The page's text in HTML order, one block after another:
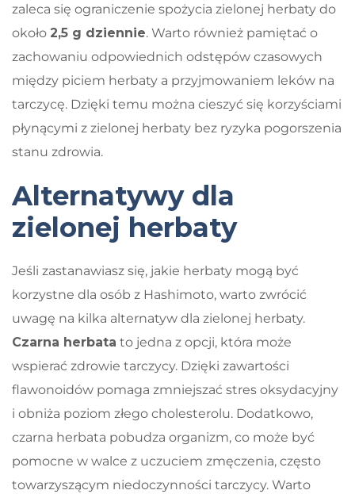
zaleca się ograniczenie spożycia zielonej herbaty do
około 2,5 g dziennie. Warto również pamiętać o
zachowaniu odpowiednich odstępów czasowych
między piciem herbaty a przyjmowaniem leków na
tarczycę. Dzięki temu można cieszyć się korzyściami
płynącymi z zielonej herbaty bez ryzyka pogorszenia
stanu zdrowia.
Alternatywy dla
zielonej herbaty
Jeśli zastanawiasz się, jakie herbaty mogą być
korzystne dla osób z Hashimoto, warto zwrócić
uwagę na kilka alternatyw dla zielonej herbaty.
Czarna herbata to jedna z opcji, która może
wspierać zdrowie tarczycy. Dzięki zawartości
flawonoidów pomaga zmniejszać stres oksydacyjny
i obniża poziom złego cholesterolu. Dodatkowo,
czarna herbata pobudza organizm, co może być
pomocne w walce z uczuciem zmęczenia, często
towarzyszącym niedoczynności tarczycy. Warto